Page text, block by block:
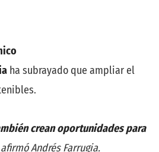
ha subrayado que ampliar el
crean oportunidades para
Andrés Farrugia.